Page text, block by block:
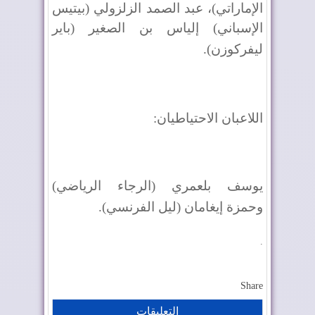
الإماراتي)، عبد الصمد الزلزولي (بيتيس
الإسباني) إلياس بن الصغير (باير
ليفركوزن).
اللاعبان الاحتياطيان:
يوسف بلعمري (الرجاء الرياضي)
وحمزة إيغامان (ليل الفرنسي).
.
Share
التعليقات